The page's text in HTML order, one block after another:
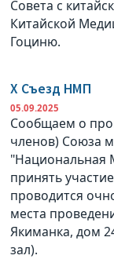
Совета с
Китайской
Гоциню.
X Съезд НМП
05.09.2025
Сообщаем о
членов) Союза
"Национальная
принять
проводится
места
Якиманка, дом
зал).